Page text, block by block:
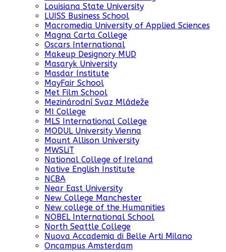
Louisiana State University
LUISS Business School
Macromedia University of Applied Sciences
Magna Carta College
Oscars International
Makeup Designory MUD
Masaryk University
Masdar Institute
MayFair School
Met Film School
Mezinárodní Svaz Mládeže
MI College
MLS International College
MODUL University Vienna
Mount Allison University
MWSLiT
National College of Ireland
Native English Institute
NCBA
Near East University
New College Manchester
New college of the Humanities
NOBEL International School
North Seattle College
Nuova Accademia di Belle Arti Milano
Oncampus Amsterdam